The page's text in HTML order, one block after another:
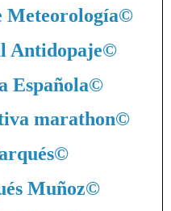
Meteorología©
Antidopaje©
Española©
marathon©
©
Muñoz©